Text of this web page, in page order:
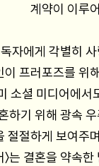
계약이 이루
자에게 각별히
프러포즈를 위
소셜 미디어에
하기 위해 광속
절절하게 보여주
〉는 결혼을 약속